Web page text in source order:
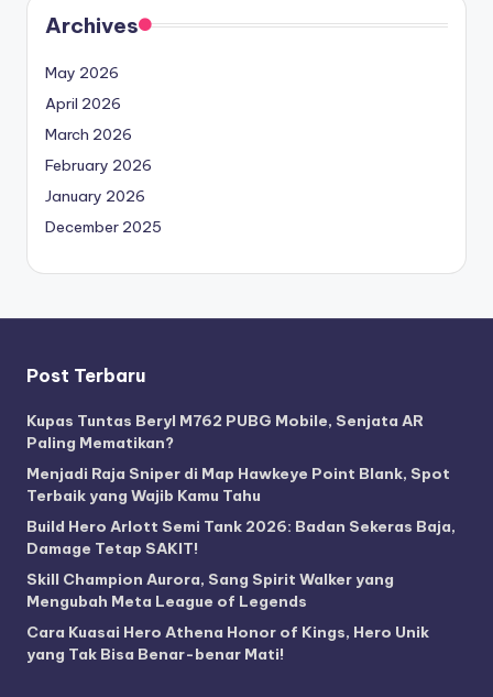
Archives
May 2026
April 2026
March 2026
February 2026
January 2026
December 2025
Post Terbaru
Kupas Tuntas Beryl M762 PUBG Mobile, Senjata AR
Paling Mematikan?
Menjadi Raja Sniper di Map Hawkeye Point Blank, Spot
Terbaik yang Wajib Kamu Tahu
Build Hero Arlott Semi Tank 2026: Badan Sekeras Baja,
Damage Tetap SAKIT!
Skill Champion Aurora, Sang Spirit Walker yang
Mengubah Meta League of Legends
Cara Kuasai Hero Athena Honor of Kings, Hero Unik
yang Tak Bisa Benar-benar Mati!